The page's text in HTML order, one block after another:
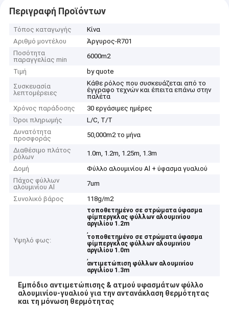
Περιγραφή Προϊόντων
Τόπος καταγωγής
Κίνα
Αριθμό μοντέλου
Άργυρος-R701
Ποσότητα
παραγγελίας min
6000m2
Τιμή
by quote
Συσκευασία
λεπτομέρειες
Κάθε ρόλος που συσκευάζεται από το
έγγραφο τεχνών και έπειτα επάνω στην
παλέτα
Χρόνος παράδοσης
30 εργάσιμες ημέρες
Όροι πληρωμής
L/C, T/T
Δυνατότητα
προσφοράς
50,000m2 το μήνα
Διαθέσιμο πλάτος
ρόλων
1.0m, 1.2m, 1.25m, 1.3m
Δομή
Φύλλο αλουμινίου Al + ύφασμα γυαλιού
Πάχος φύλλων
αλουμινίου Al
7um
Συνολικό βάρος
118g/m2
Υψηλό φως:
τοποθετημένο σε στρώματα ύφασμα
φίμπεργκλας φύλλων αλουμινίου
αργιλίου 1.2m
,
τοποθετημένο σε στρώματα ύφασμα
φίμπεργκλας φύλλων αλουμινίου
αργιλίου 1.0m
,
αντιμετώπιση φύλλων αλουμινίου
αργιλίου 1.3m
Εμπόδιο αντιμετώπισης & ατμού υφασμάτων φύλλο
αλουμινίου-γυαλιού για την αντανάκλαση θερμότητας
και τη μόνωση θερμότητας